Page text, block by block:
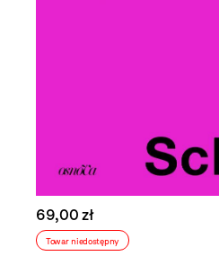
69,00 zł
Towar niedostępny